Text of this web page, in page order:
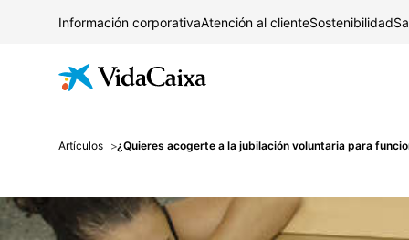
Información corporativaAtención al clienteSostenibilidad
Artículos ¿Quieres acogerte a la jubilación voluntaria para